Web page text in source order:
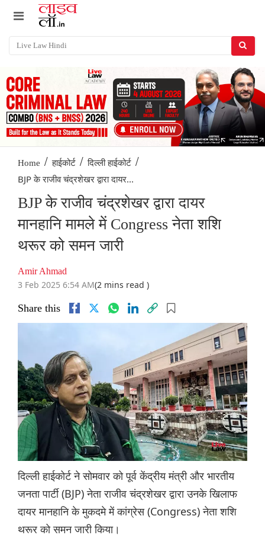
Home / हाईकोर्ट / दिल्ली हाईकोर्ट /
BJP के राजीव चंद्रशेखर द्वारा दायर...
BJP के राजीव चंद्रशेखर द्वारा दायर
मानहानि मामले में Congress नेता शशि
थरूर को समन जारी
Amir Ahmad
3 Feb 2025 6:54 AM(2 mins read )
Share this
दिल्ली हाईकोर्ट ने सोमवार को पूर्व केंद्रीय मंत्री और भारतीय
जनता पार्टी (BJP) नेता राजीव चंद्रशेखर द्वारा उनके खिलाफ
दायर मानहानि के मुकदमे में कांग्रेस (Congress) नेता शशि
थरूर को समन जारी किया।